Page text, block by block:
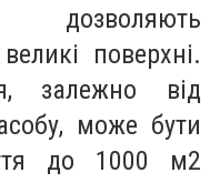
дозволяють
поверхні.
залежно від
може бути
до 1000 м2